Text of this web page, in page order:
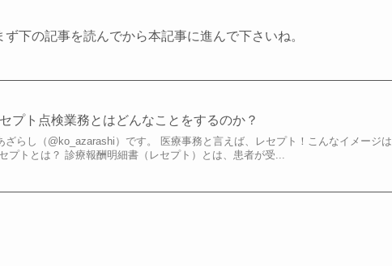
下の記事を読んでから本記事に進んで下さいね。
プト点検業務とはどんなことをするのか？
ざらし（@ko_azarashi）です。 医療事務と言えば、レセプト！こんなイメージは
プトとは？ 診療報酬明細書（レセプト）とは、患者が受...